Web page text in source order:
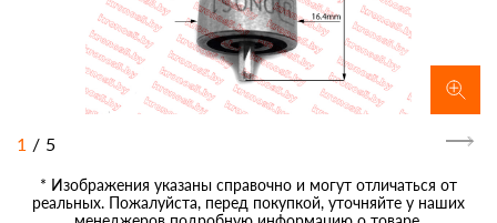
1 / 5
* Изображения указаны справочно и могут отличаться от
реальных. Пожалуйста, перед покупкой, уточняйте у наших